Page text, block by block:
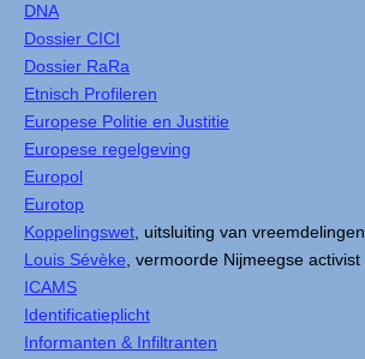
DNA
Dossier CICI
Dossier RaRa
Etnisch Profileren
Europese Politie en Justitie
Europese regelgeving
Europol
Eurotop
Koppelingswet , uitsluiting van vreemdelingen
Louis Sévèke , vermoorde Nijmeegse activist
ICAMS
Identificatieplicht
Informanten & Infiltranten